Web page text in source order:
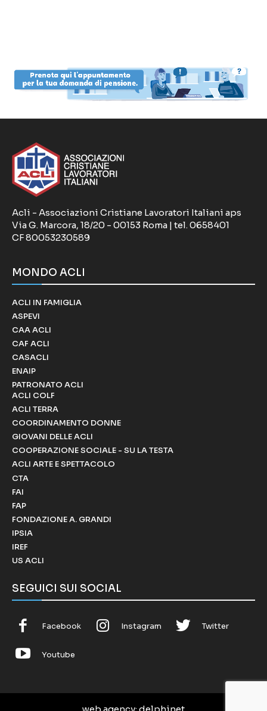
Acli - Associazioni Cristiane Lavoratori Italiani aps
Via G. Marcora, 18/20 - 00153 Roma | tel. 0658401
CF 80053230589
MONDO ACLI
ACLI IN FAMIGLIA
ASPEVI
CAA ACLI
CAF ACLI
CASACLI
ENAIP
PATRONATO ACLI
ACLI COLF
ACLI TERRA
COORDINAMENTO DONNE
GIOVANI DELLE ACLI
COOPERAZIONE SOCIALE - SU LA TESTA
ACLI ARTE E SPETTACOLO
CTA
FAI
FAP
FONDAZIONE A. GRANDI
IPSIA
IREF
US ACLI
SEGUICI SUI SOCIAL
Facebook Instagram Twitter
Youtube